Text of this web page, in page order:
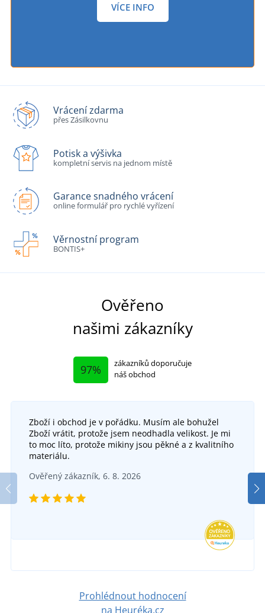
VÍCE INFO
Vrácení zdarma
přes Zásilkovnu
Potisk a výšivka
kompletní servis na jednom místě
Garance snadného vrácení
online formulář pro rychlé vyřízení
Věrnostní program
BONTIS+
Ověřeno
našimi zákazníky
97%
zákazníků doporučuje
náš obchod
Zboží i obchod je v pořádku. Musím ale bohužel
Zboží vrátit, protože jsem neodhadla velikost. Je mi
to moc líto, protože mikiny jsou pěkné a z kvalitního
materiálu.
Ověřený zákazník, 6. 8. 2026
Prohlédnout hodnocení
na Heuréka.cz